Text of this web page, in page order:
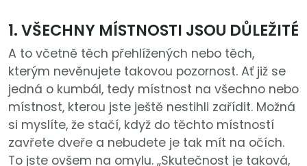
1. VŠECHNY MÍSTNOSTI JSOU DŮLEŽITÉ
A to včetně těch přehlížených nebo těch,
kterým nevěnujete takovou pozornost. Ať již se
jedná o kumbál, tedy místnost na všechno nebo
místnost, kterou jste ještě nestihli zařídit. Možná
si myslíte, že stačí, když do těchto místností
zavřete dveře a nebudete je tak mít na očích.
To jste ovšem na omylu. „Skutečnost je taková,